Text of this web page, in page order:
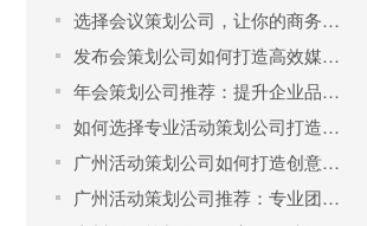
选择会议策划公司，让你的商务会议无懈可击
发布会策划公司如何打造高效媒体传播
年会策划公司推荐：提升企业品牌的关键策略
如何选择专业活动策划公司打造完美庆典？
广州活动策划公司如何打造创意营销活动
广州活动策划公司推荐：专业团队助力品牌推广